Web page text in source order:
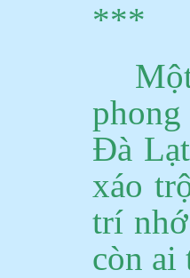
***
phong
Đà
xáo
trí
còn ai